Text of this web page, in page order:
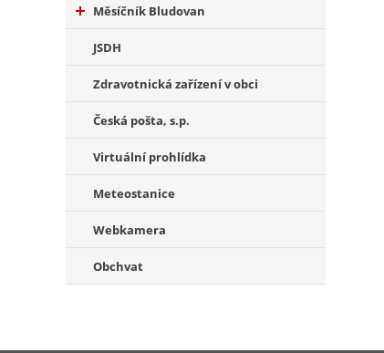
Měsíčník Bludovan
JSDH
Zdravotnická zařízení v obci
Česká pošta, s.p.
Virtuální prohlídka
Meteostanice
Webkamera
Obchvat